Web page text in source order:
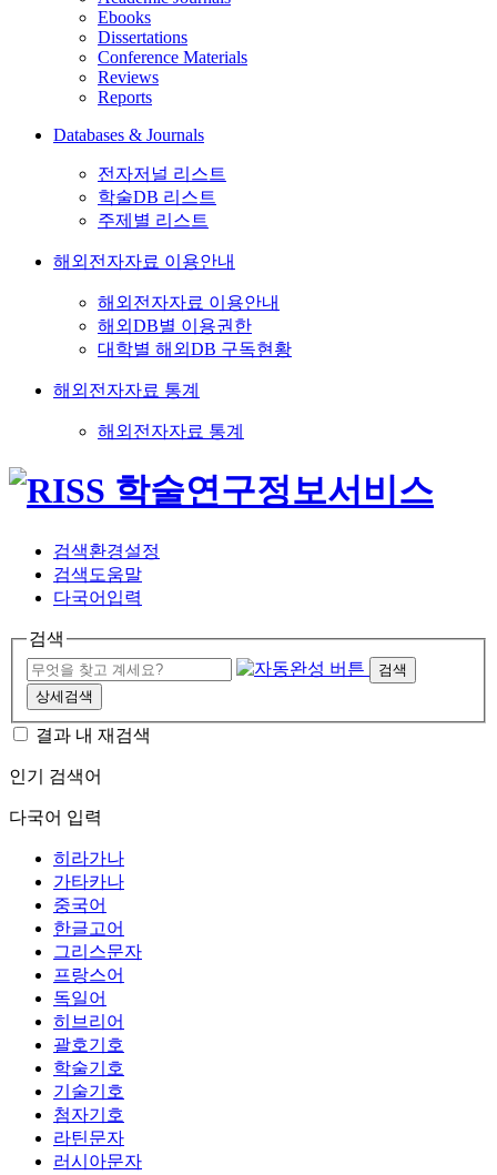
Ebooks
Dissertations
Conference Materials
Reviews
Reports
Databases & Journals
전자저널 리스트
학술DB 리스트
주제별 리스트
해외전자자료 이용안내
해외전자자료 이용안내
해외DB별 이용권한
대학별 해외DB 구독현황
해외전자자료 통계
해외전자자료 통계
검색환경설정
검색도움말
다국어입력
검색
검색
상세검색
결과 내 재검색
인기 검색어
다국어 입력
히라가나
가타카나
중국어
한글고어
그리스문자
프랑스어
독일어
히브리어
괄호기호
학술기호
기술기호
첨자기호
라틴문자
러시아문자